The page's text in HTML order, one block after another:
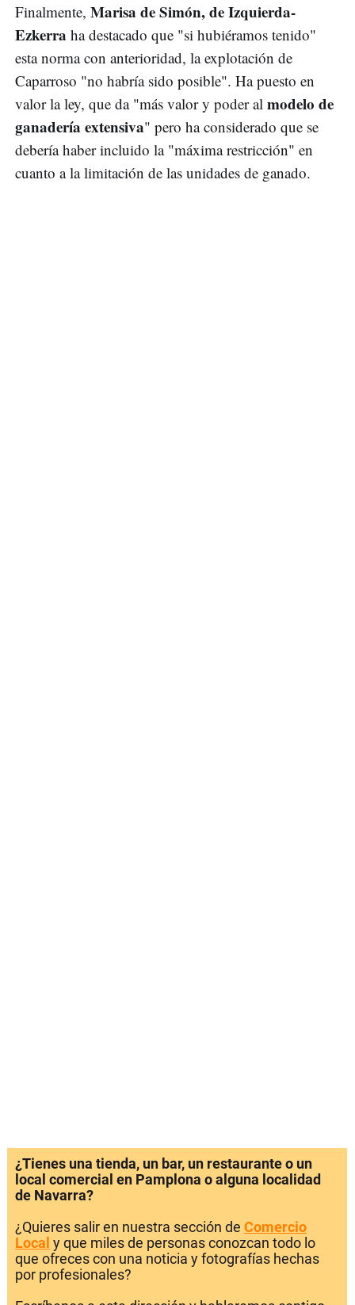
Finalmente, Marisa de Simón, de Izquierda-
Ezkerra ha destacado que "si hubiéramos tenido"
esta norma con anterioridad, la explotación de
Caparroso "no habría sido posible". Ha puesto en
valor la ley, que da "más valor y poder al modelo de
ganadería extensiva" pero ha considerado que se
debería haber incluido la "máxima restricción" en
cuanto a la limitación de las unidades de ganado.
¿Tienes una tienda, un bar, un restaurante o un
local comercial en Pamplona o alguna localidad
de Navarra?
¿Quieres salir en nuestra sección de Comercio
Local y que miles de personas conozcan todo lo
que ofreces con una noticia y fotografías hechas
por profesionales?